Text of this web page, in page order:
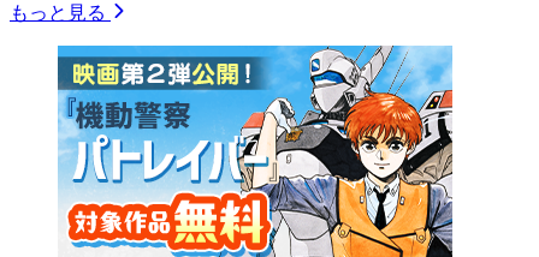
もっと見る